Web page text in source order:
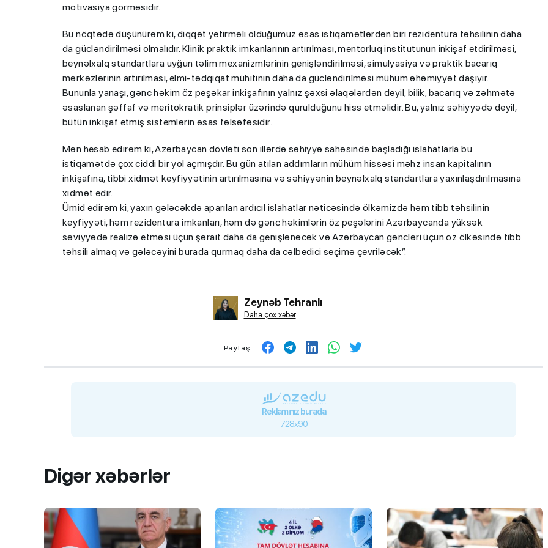
motivasiya görməsidir.
Bu nöqtədə düşünürəm ki, diqqət yetirməli olduğumuz əsas istiqamətlərdən biri rezidentura təhsilinin daha
da gücləndirilməsi olmalıdır. Klinik praktik imkanlarının artırılması, mentorluq institutunun inkişaf etdirilməsi,
beynəlxalq standartlara uyğun təlim mexanizmlərinin genişləndirilməsi, simulyasiya və praktik bacarıq
mərkəzlərinin artırılması, elmi-tədqiqat mühitinin daha da gücləndirilməsi mühüm əhəmiyyət daşıyır.
Bununla yanaşı, gənc həkim öz peşəkar inkişafının yalnız şəxsi əlaqələrdən deyil, bilik, bacarıq və zəhmətə
əsaslanan şəffaf və meritokratik prinsiplər üzərində qurulduğunu hiss etməlidir. Bu, yalnız səhiyyədə deyil,
bütün inkişaf etmiş sistemlərin əsas fəlsəfəsidir.
Mən hesab edirəm ki, Azərbaycan dövləti son illərdə səhiyyə sahəsində başladığı islahatlarla bu
istiqamətdə çox ciddi bir yol açmışdır. Bu gün atılan addımların mühüm hissəsi məhz insan kapitalının
inkişafına, tibbi xidmət keyfiyyətinin artırılmasına və səhiyyənin beynəlxalq standartlara yaxınlaşdırılmasına
xidmət edir.
Ümid edirəm ki, yaxın gələcəkdə aparılan ardıcıl islahatlar nəticəsində ölkəmizdə həm tibb təhsilinin
keyfiyyəti, həm rezidentura imkanları, həm də gənc həkimlərin öz peşələrini Azərbaycanda yüksək
səviyyədə realizə etməsi üçün şərait daha da genişlənəcək və Azərbaycan gəncləri üçün öz ölkəsində tibb
təhsili almaq və gələcəyini burada qurmaq daha da cəlbedici seçimə çevriləcək”.
Zeynəb Tehranlı
Daha çox xəbər
Paylaş:
Reklamınız burada
728x90
Digər xəbərlər
“Həftənin təhsil icmalı”- MİQ,
imtahanları...
müəllimlərin nəticələri dəyişdi...
proqramına qəbul imtahanları